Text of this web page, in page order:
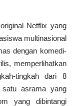
Netflix yang
multinasional
dengan komedi-
memperlihatkan
tingkah dari 8
satu asrama yang
yang dibintangi